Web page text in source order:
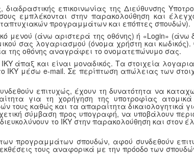
επικοινωνίας της Διεύθυνσης
εμπλέκονται στην παρακολούθηση και
προγραμμάτων και επόπτες σπουδών).
μενού (άνω αριστερά της οθόνης) ή «Login» (άνω
σας λογαριασμού (όνομα χρήστη και
της οθόνης αναγράφει το ονοματεπώνυμο σας.
άπαξ και είναι μοναδικός. Τα στοιχεία
ΙΚΥ μέσω e-mail. Σε περίπτωση απώλειας των
επιτυχώς, έχουν τη δυνατότητα να
για τη χορήγηση της υποτροφίας ατομικά
τους καθώς και τα απαραίτητα δικαιολογητικά
σύμβαση προς υπογραφή, να υποβάλουν
το ΙΚΥ στην παρακολούθηση και στον
των προγραμμάτων σπουδών, αφού συνδεθούν
τους αναφορικά με την πρόοδο των